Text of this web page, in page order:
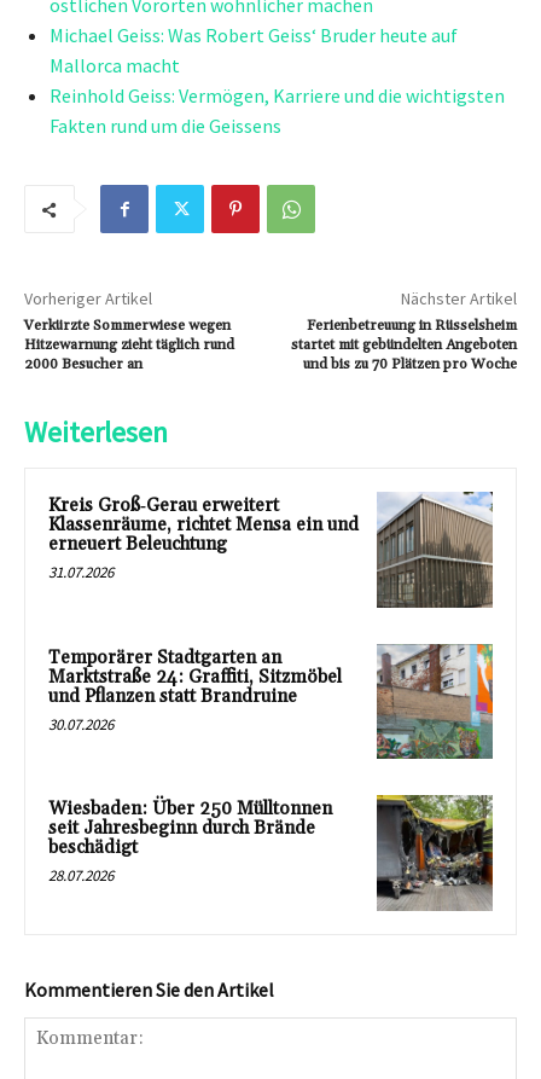
östlichen Vororten wohnlicher machen
Michael Geiss: Was Robert Geiss‘ Bruder heute auf
Mallorca macht
Reinhold Geiss: Vermögen, Karriere und die wichtigsten
Fakten rund um die Geissens
Vorheriger Artikel
Verkürzte Sommerwiese wegen
Hitzewarnung zieht täglich rund
2000 Besucher an
Nächster Artikel
Ferienbetreuung in Rüsselsheim
startet mit gebündelten Angeboten
und bis zu 70 Plätzen pro Woche
Weiterlesen
Kreis Groß‑Gerau erweitert
Klassenräume, richtet Mensa ein und
erneuert Beleuchtung
31.07.2026
Temporärer Stadtgarten an
Marktstraße 24: Graffiti, Sitzmöbel
und Pflanzen statt Brandruine
30.07.2026
Wiesbaden: Über 250 Mülltonnen
seit Jahresbeginn durch Brände
beschädigt
28.07.2026
Kommentieren Sie den Artikel